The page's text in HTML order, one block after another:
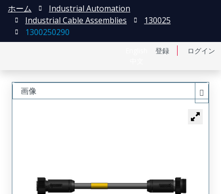
登録 ログイン
ホーム
Industrial Automation
Industrial Cable Assemblies
130025
1300250290
画像